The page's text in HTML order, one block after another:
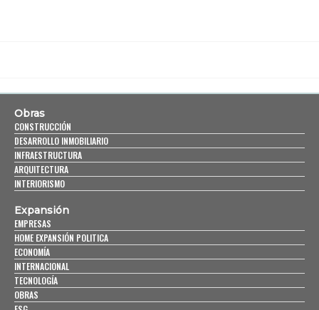
Obras
CONSTRUCCIÓN
DESARROLLO INMOBILIARIO
INFRAESTRUCTURA
ARQUITECTURA
INTERIORISMO
Expansión
EMPRESAS
HOME EXPANSIÓN POLITICA
ECONOMÍA
INTERNACIONAL
TECNOLOGÍA
OBRAS